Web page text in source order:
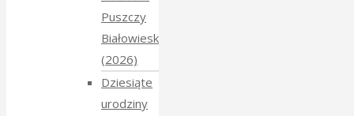
Puszczy
Białowieskiej
(2026)
Dziesiąte
urodziny